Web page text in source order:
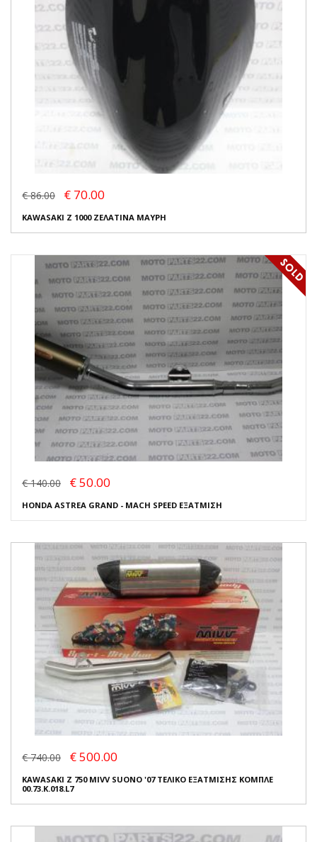
€ 86.00 € 70.00
KAWASAKI Z 1000 ΖΕΛΑΤΙΝΑ ΜΑΥΡΗ
€ 140.00 € 50.00
HONDA ASTREA GRAND - MACH SPEED ΕΞΑΤΜΙΣΗ
€ 740.00 € 500.00
KAWASAKI Z 750 MIVV SUONO '07 ΤΕΛΙΚΟ ΕΞΑΤΜΙΣΗΣ ΚΟΜΠΛΕ
00.73.K.018.L7